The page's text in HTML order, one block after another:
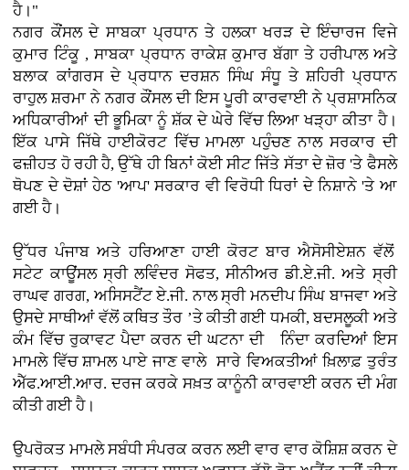
ਹੈ।"
ਨਗਰ ਕੌਂਸਲ ਦੇ ਸਾਬਕਾ ਪ੍ਰਧਾਨ ਤੇ ਹਲਕਾ ਖਰੜ ਦੇ ਇੰਚਾਰਜ ਵਿਜੇ
ਕੁਮਾਰ ਟਿੰਕੂ , ਸਾਬਕਾ ਪ੍ਰਧਾਨ ਰਾਕੇਸ਼ ਕੁਮਾਰ ਬੱਗਾ ਤੇ ਹਰੀਪਾਲ ਅਤੇ
ਬਲਾਕ ਕਾਂਗਰਸ ਦੇ ਪ੍ਰਧਾਨ ਦਰਸ਼ਨ ਸਿੰਘ ਸੰਧੂ ਤੇ ਸ਼ਹਿਰੀ ਪ੍ਰਧਾਨ
ਰਾਹੁਲ ਸ਼ਰਮਾ ਨੇ ਨਗਰ ਕੌਂਸਲ ਦੀ ਇਸ ਪੂਰੀ ਕਾਰਵਾਈ ਨੇ ਪ੍ਰਸ਼ਾਸਨਿਕ
ਅਧਿਕਾਰੀਆਂ ਦੀ ਭੂਮਿਕਾ ਨੂੰ ਸ਼ੱਕ ਦੇ ਘੇਰੇ ਵਿੱਚ ਲਿਆ ਖੜ੍ਹਾ ਕੀਤਾ ਹੈ।
ਇੱਕ ਪਾਸੇ ਜਿੱਥੇ ਹਾਈਕੋਰਟ ਵਿੱਚ ਮਾਮਲਾ ਪਹੁੰਚਣ ਨਾਲ ਸਰਕਾਰ ਦੀ
ਫਜ਼ੀਹਤ ਹੋ ਰਹੀ ਹੈ, ਉੱਥੇ ਹੀ ਬਿਨਾਂ ਕੋਈ ਸੀਟ ਜਿੱਤੇ ਸੱਤਾ ਦੇ ਜ਼ੋਰ 'ਤੇ ਫੈਸਲੇ
ਥੋਪਣ ਦੇ ਦੋਸ਼ਾਂ ਹੇਠ 'ਆਪ' ਸਰਕਾਰ ਵੀ ਵਿਰੋਧੀ ਧਿਰਾਂ ਦੇ ਨਿਸ਼ਾਨੇ 'ਤੇ ਆ
ਗਈ ਹੈ।
ਉੱਧਰ ਪੰਜਾਬ ਅਤੇ ਹਰਿਆਣਾ ਹਾਈ ਕੋਰਟ ਬਾਰ ਐਸੋਸੀਏਸ਼ਨ ਵੱਲੋਂ
ਸਟੇਟ ਕਾਊਂਸਲ ਸ੍ਰੀ ਲਵਿੰਦਰ ਸੋਫਤ, ਸੀਨੀਅਰ ਡੀ.ਏ.ਜੀ. ਅਤੇ ਸ੍ਰੀ
ਰਾਘਵ ਗਰਗ, ਅਸਿਸਟੈਂਟ ਏ.ਜੀ. ਨਾਲ ਸ੍ਰੀ ਮਨਦੀਪ ਸਿੰਘ ਬਾਜਵਾ ਅਤੇ
ਉਸਦੇ ਸਾਥੀਆਂ ਵੱਲੋਂ ਕਥਿਤ ਤੌਰ ’ਤੇ ਕੀਤੀ ਗਈ ਧਮਕੀ, ਬਦਸਲੂਕੀ ਅਤੇ
ਕੰਮ ਵਿੱਚ ਰੁਕਾਵਟ ਪੈਦਾ ਕਰਨ ਦੀ ਘਟਨਾ ਦੀ ਨਿੰਦਾ ਕਰਦਿਆਂ ਇਸ
ਮਾਮਲੇ ਵਿੱਚ ਸ਼ਾਮਲ ਪਾਏ ਜਾਣ ਵਾਲੇ ਸਾਰੇ ਵਿਅਕਤੀਆਂ ਖ਼ਿਲਾਫ਼ ਤੁਰੰਤ
ਐੱਫ.ਆਈ.ਆਰ. ਦਰਜ ਕਰਕੇ ਸਖ਼ਤ ਕਾਨੂੰਨੀ ਕਾਰਵਾਈ ਕਰਨ ਦੀ ਮੰਗ
ਕੀਤੀ ਗਈ ਹੈ।
ਉਪਰੋਕਤ ਮਾਮਲੇ ਸਬੰਧੀ ਸੰਪਰਕ ਕਰਨ ਲਈ ਵਾਰ ਵਾਰ ਕੋਸ਼ਿਸ਼ ਕਰਨ ਦੇ